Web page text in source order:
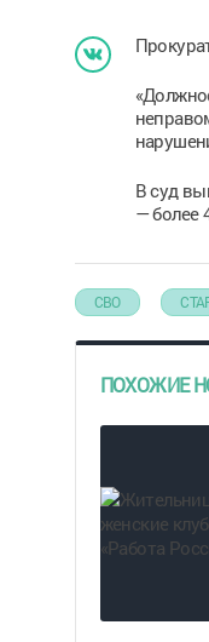
В суд
— более
СВО
ПОХОЖИЕ